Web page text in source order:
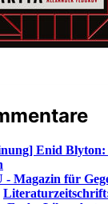
Enid
- Magazin für